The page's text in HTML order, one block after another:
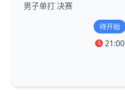
男子单打 决赛
待开始
21:00